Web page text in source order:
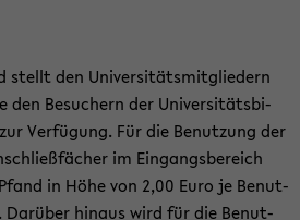
stellt den Uni­ver­si­täts­mit­glie­dern
den Be­su­chern der Uni­ver­si­täts­bi­
Ver­fü­gung. Für die Be­nut­zung der
im Ein­gangs­be­reich
in Höhe von 2,00 Euro je Be­nut­
Dar­über hin­aus wird für die Be­nut­